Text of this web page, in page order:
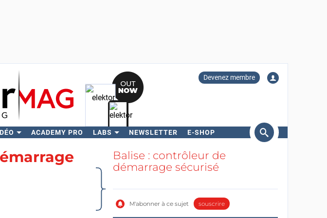
Devenez membre
ACADEMY PRO LABS NEWSLETTER E-SHOP
RechercherBalise : contrôleur de
démarrage sécurisé
M'abonner à ce sujet souscrire